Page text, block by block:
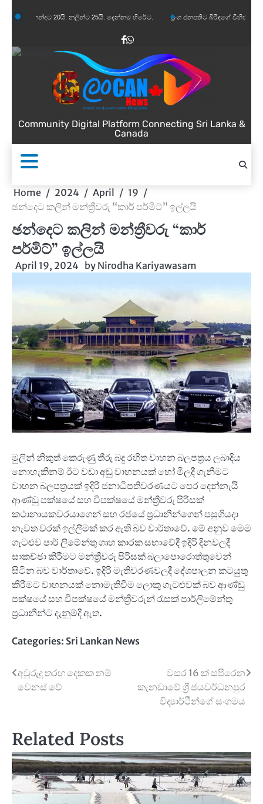
to
20යි. නලින්ට 25යි. දෙන්නම හිරේට. ප්‍රංශ ජනපතිට බිරිඳගේ විහිළුවක්.
Facebook
WhatsApp
Community Digital Platform Connecting Sri Lanka &
Canada
Home 2024 April
19
ඡන්දෙට කලින් මන්ත්‍රීවරු “කාර් පර්මිට්” ඉල්ලයි
ඡන්දෙට කලින් මන්ත්‍රීවරු “කාර්
පර්මිට්” ඉල්ලයි
April 19, 2024 by Nirodha Kariyawasam
මුලින් නිකුත් කෙරුණු තීරු බදු රහිත වාහන බලපත්‍රය ලබාදිය
නොහැකිනම් ඊට වඩා අඩු වාහනයක් හෝ මිලදී ගැනීමට
වාහන බලපත්‍රයක් ඉදිරි ජනාධිපතිවරණයට පෙර දෙන්නැයි
ආණ්ඩු පක්ෂයේ සහ විපක්ෂයේ මන්ත්‍රීවරු පිරිසක්
කථානායකවරයාගෙන් සහ රජයේ ප්‍රධානීන්ගෙන් පසුගියදා
නැවත වරක් ඉල්ලීමක් කර ඇති බව වාර්තාවේ. මේ අනුව මෙම
ගැටළුව පාර් ලිමේන්තු ගෘහ කාරක සභාවේදී ඉදිරි දිනවලදී
සාකච්ඡා කිරීමට මන්ත්‍රීවරු පිරිසක් බලාපොරොත්තුවෙන්
සිටින බව වාර්තාවේ. ඉදිරි මැතිවරණවලදී දේශපාලන කටයුතු
කිරීමට වාහනයක් නොමැතිවීම ලොකු ගැටළුවක් බව ආණ්ඩු
පක්ෂයේ සහ විපක්ෂයේ මන්ත්‍රීවරුන් රැසක් පාර්ලිමේන්තු
ප්‍රධානීන්ට දැනුම්දී ඇත.
Categories: Sri Lankan News
Post
navigation
අවුරුදු තරඟ දෙකක නම්
වෙනස් වේ
වසර 16 ක් සපිරෙන
කැනඩාවේ ශ්‍රී ජයවර්ධනපුර
විද්‍යාර්ථීන්ගේ සංගමය
Related Posts